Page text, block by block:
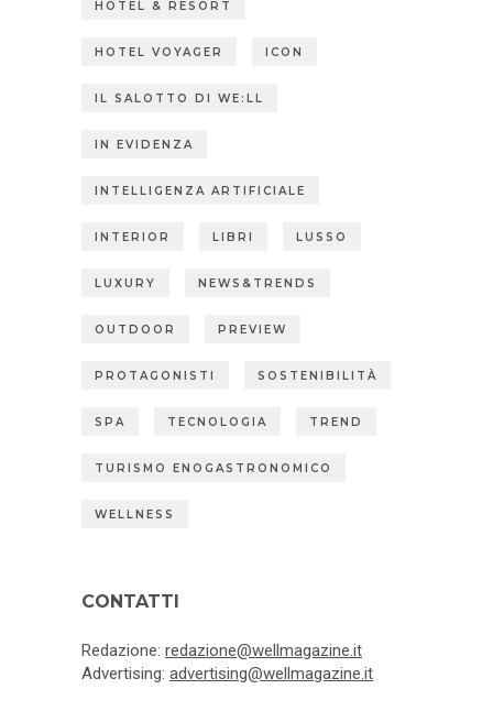
HOTEL & RESORT
HOTEL VOYAGER ICON
IL SALOTTO DI WE:LL
IN EVIDENZA
INTELLIGENZA ARTIFICIALE
INTERIOR LIBRI LUSSO
LUXURY NEWS&TRENDS
OUTDOOR PREVIEW
PROTAGONISTI SOSTENIBILITÀ
SPA TECNOLOGIA TREND
TURISMO ENOGASTRONOMICO
WELLNESS
CONTATTI
Redazione: redazione@wellmagazine.it
Advertising: advertising@wellmagazine.it